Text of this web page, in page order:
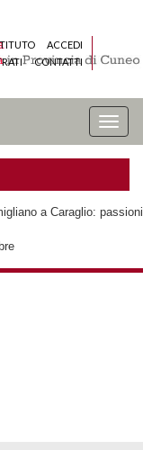
ACCEDI
CONTATTI
Toggle
a Caraglio: